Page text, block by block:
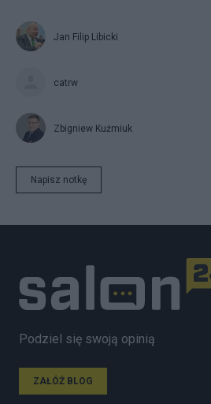
Jan Filip Libicki
catrw
Zbigniew Kuźmiuk
Napisz notkę
Podziel się swoją opinią
ZAŁÓŻ BLOG